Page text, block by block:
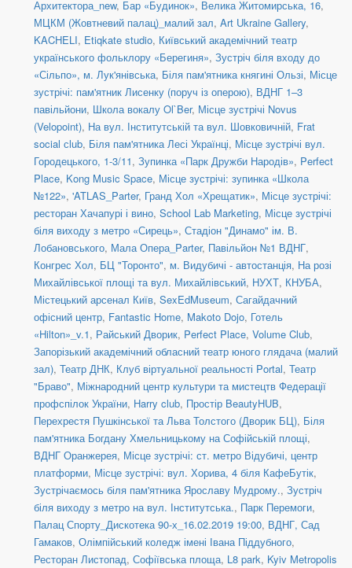
Архитектора_new, Бар «Будинок», Велика Житомирська, 16,
МЦКМ (Жовтневий палац)_малий зал, Art Ukraine Gallery,
KACHELI, Etiqkate studio, Київський академічний театр
українського фольклору «Берегиня», Зустріч біля входу до
«Сільпо», м. Лук'янівська, Біля пам'ятника княгині Ользі, Місце
зустрічі: пам'ятник Лисенку (поруч із оперою), ВДНГ 1–3
павільйони, Школа вокалу Ol`Ber, Місце зустрічі Novus
(Velopoint), На вул. Інститутській та вул. Шовковичній, Frat
social сlub, Біля пам'ятника Лесі Українці, Місце зустрічі вул.
Городецького, 1-3/11, Зупинка «Парк Дружби Народів», Perfect
Place, Kong Music Space, Місце зустрічі: зупинка «Школа
№122», 'ATLAS_Parter, Гранд Хол «Хрещатик», Місце зустрічі:
ресторан Хачапурі і вино, School Lab Marketing, Місце зустрічі
біля виходу з метро «Сирець», Стадіон "Динамо" ім. В.
Лобановського, Мала Опера_Parter, Павільйон №1 ВДНГ,
Конгрес Хол, БЦ "Торонто", м. Видубичі - автостанція, На розі
Михайлівської площі та вул. Михайлівський, НУХТ, КНУБА,
Містецький арсенал Київ, SexEdMuseum, Сагайдачний
офісний центр, Fantastic Home, Makoto Dojo, Готель
«Hilton»_v.1, Райський Дворик, Perfect Place, Volume Club,
Запорізький академічний обласний театр юного глядача (малий
зал), Театр ДНК, Клуб віртуальної реальності Portal, Театр
"Браво", Міжнародний центр культури та мистецтв Федерації
профспілок України, Harry club, Простір BeautyHUB,
Перехрестя Пушкінської та Льва Толстого (Дворик БЦ), Біля
пам'ятника Богдану Хмельницькому на Софійській площі,
ВДНГ Оранжерея, Місце зустрічі: ст. метро Відубичі, центр
платформи, Місце зустрічі: вул. Хорива, 4 біля КафеБутік,
Зустрічаємось біля пам'ятника Ярославу Мудрому., Зустріч
біля виходу з метро на вул. Інститутська., Парк Перемоги,
Палац Спорту_Дискотека 90-х_16.02.2019 19:00, ВДНГ, Сад
Гамаков, Олімпійський коледж імені Івана Піддубного,
Ресторан Листопад, Софіївська площа, L8 park, Kyiv Metropolis